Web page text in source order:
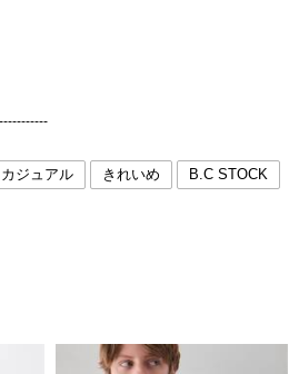
カジュアル きれいめ B.C STOCK